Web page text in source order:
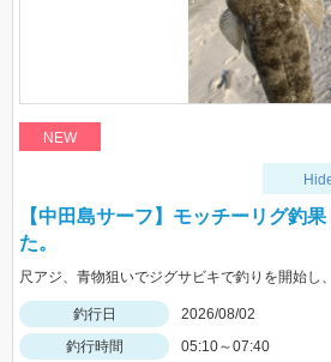
NEW
【中田島サーフ】モッチーリグ釣
た。
釣行日
2026/08/02
釣行時間
05:10～07:40